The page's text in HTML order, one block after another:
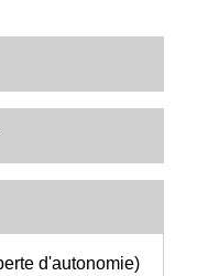
d'autonomie)